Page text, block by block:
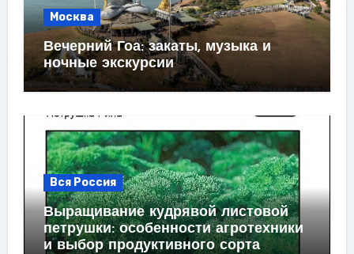
Москва
Вечерний Гоа: закаты, музыка и
ночные экскурсии
Вся Россия
Выращивание кудрявой листовой
петрушки: особенности агротехники
и выбор продуктивного сорта